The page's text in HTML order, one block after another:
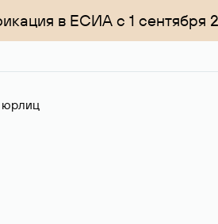
в ЕСИА с 1 сентября
юрлиц